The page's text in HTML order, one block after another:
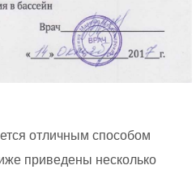
отличным способом
приведены несколько